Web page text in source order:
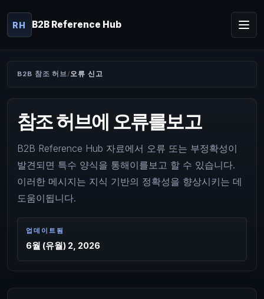
RH B2B Reference Hub
B2B 참조 허브 오류 신고
참조 허브에 오류를보고
B2B Reference Hub 자료에서 오류 또는 부정확성이
발견되면 특수 양식을 통해이를보고 할 수 있습니다.
이러한 메시지는 지식 기반의 정확성을 향상시키는 데
도움이됩니다.
업데이트됨
6월 (유월) 2, 2026